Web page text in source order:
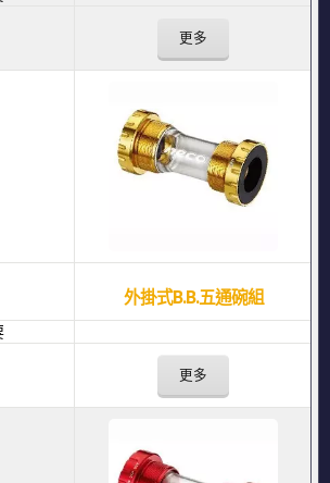
更多
外掛式B.B.五通碗組
更多